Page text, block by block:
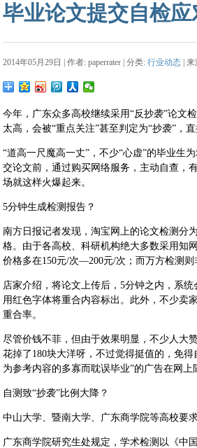
毕业论文提交自检
2014年05月29日 | 作者: paperrater | 分类: 行业动态 |
今年，广东众多高校继续采用“反抄袭”论文
太高，会被“重点关注”甚至判定为“抄袭”，直
“道高一尺魔高一丈”，不少“心虚”的毕业生
交论文前，通过购买网络服务，主动自查，
场就这样火爆起来。
5分钟生成检测报告？
南方日报记者发现，淘宝网上的论文检测分
格。由于各高校、科研机构绝大多数采用知
价格多在150元/次—200元/次；而万方检测
店家介绍，将论文上传后，5分钟之内，系
用红色字体将重合内容标出。此外，不少卖
重合率。
尽管价钱不菲，但由于效果明显，不少人大
花掉了180块大洋呀，不过觉得挺值的，免
为参考内容的多寡而耽误毕业”的广告在网上
自测致“抄袭”比例大降？
中山大学、暨南大学、广东商学院等高校要
广东商学院研究生处规定，学术检测以《中